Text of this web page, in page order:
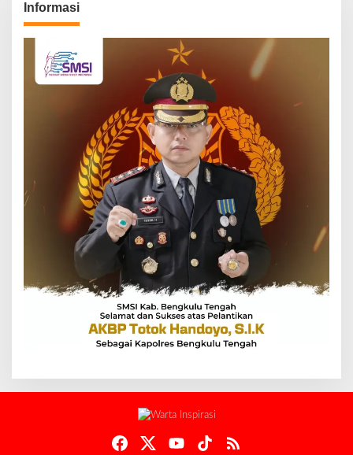
Informasi